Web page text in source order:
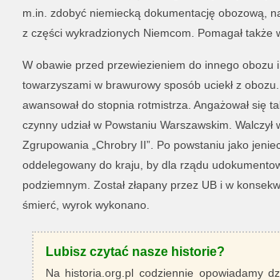
m.in. zdobyć niemiecką dokumentację obozową,
z części wykradzionych Niemcom. Pomagał także
W obawie przed przewiezieniem do innego
towarzyszami w brawurowy sposób uciekł z
awansował do stopnia rotmistrza. Angażował się
czynny udział w Powstaniu Warszawskim.
Zgrupowania „Chrobry II”. Po powstaniu jako
oddelegowany do kraju, by dla rządu
podziemnym. Został złapany przez UB i w
śmierć, wyrok wykonano.
Lubisz czytać nasze historie?
Na historia.org.pl codziennie opowiadamy